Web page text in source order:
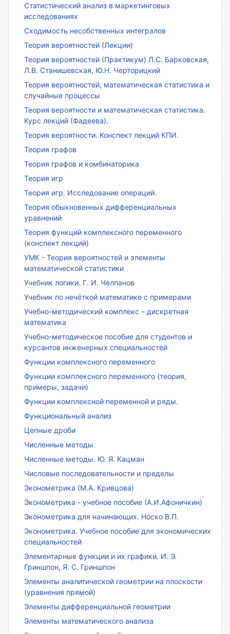
Статистический анализ в маркетинговых
исследованиях
Сходимость несобственных интегралов
Теория вероятностей (Лекции)
Теория вероятностей (Практикум) Л.С. Барковская,
Л.В. Станишевская, Ю.Н. Черторицкий
Теория вероятностей, математическая статистика и
случайные процессы
Теория вероятности и математическая статистика.
Курс лекций (Фадеева).
Теория вероятности. Конспект лекций КПИ.
Теория графов
Теория графов и комбинаторика
Теория игр
Теория игр. Исследование операций.
Теория обыкновенных дифференциальных
уравнений
Теория функций комплексного переменного
(конспект лекций)
УМК - Теория вероятностей и элементы
математической статистики
Учебник логики. Г. И. Челпанов
Учебник по нечёткой математике с примерами
Учебно-методический комплекс – дискретная
математика
Учебно-методическое пособие для студентов и
курсантов инженерных специальностей
Функции комплексного переменного
Функции комплексного переменного (теория,
примеры, задачи)
Функции комплексной переменной и ряды.
Функциональный анализ
Цепные дроби
Численные методы
Численные методы. Ю. Я. Кацман
Числовые последовательности и пределы
Эконометрика (М.А. Кривцова)
Эконометрика - учебное пособие (А.И.Афоничкин)
Эконометрика для начинающих. Носко В.П.
Эконометрика. Учебное пособие для экономических
специальностей
Элементарные функции и их графики. И. Э.
Гриншпон, Я. С. Гриншпон
Элементы аналитической геометрии на плоскости
(уравнения прямой)
Элементы дифференциальной геометрии
Элементы математического анализа